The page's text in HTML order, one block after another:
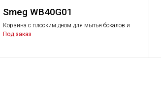
Smeg WB40G01
Корзина с плоским дном для мытья бокалов и
посуды больших размеров. Подходит для машин
Под заказ